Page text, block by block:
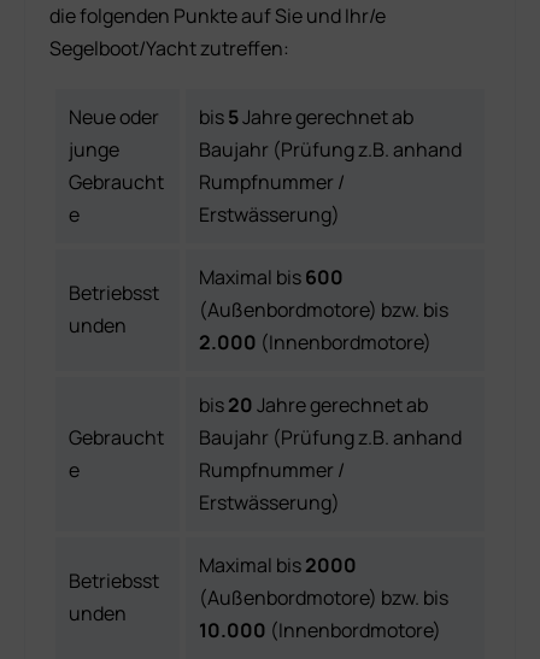
die folgenden Punkte auf Sie und Ihr/e
Segelboot/Yacht zutreffen:
Neue oder
junge
Gebraucht
e
bis5Jahre gerechnet ab
Baujahr (Prüfung z.B. anhand
Rumpfnummer /
Erstwässerung)
Betriebsst
unden
Maximal bis600
(Außenbordmotore) bzw. bis
2.000 (Innenbordmotore)
Gebraucht
e
bis20Jahre gerechnet ab
Baujahr (Prüfung z.B. anhand
Rumpfnummer /
Erstwässerung)
Betriebsst
unden
Maximal bis2000
(Außenbordmotore) bzw. bis
10.000 (Innenbordmotore)